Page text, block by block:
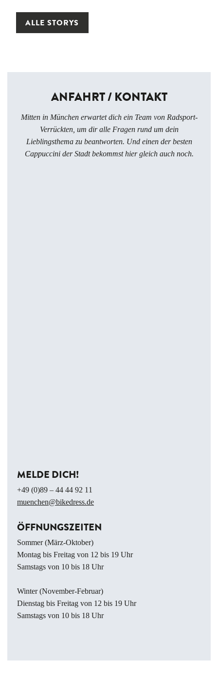
ALLE STORYS
ANFAHRT / KONTAKT
Mitten in München erwartet dich ein Team von Radsport-
Verrückten, um dir alle Fragen rund um dein
Lieblingsthema zu beantworten. Und einen der besten
Cappuccini der Stadt bekommst hier gleich auch noch.
MELDE DICH!
+49 (0)89 – 44 44 92 11
muenchen@bikedress.de
ÖFFNUNGSZEITEN
Sommer (März-Oktober)
Montag bis Freitag von 12 bis 19 Uhr
Samstags von 10 bis 18 Uhr
Winter (November-Februar)
Dienstag bis Freitag von 12 bis 19 Uhr
Samstags von 10 bis 18 Uhr